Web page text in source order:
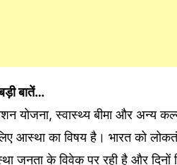
बातें…
योजना, स्वास्थ्य बीमा और अन्य
आस्था का विषय है। भारत को
जनता के विवेक पर रही है और